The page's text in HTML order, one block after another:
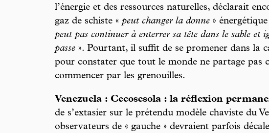
l’énergie et des ressources naturelles, déclarait
gaz de schiste « peut changer la donne »
peut pas continuer à enterrer sa tête dans le sable et
passe ». Pourtant, il suffit de se promener dans la
pour constater que tout le monde ne partage pas
commencer par les grenouilles.
Venezuela : Cecosesola : la réflexion
de s’extasier sur le prétendu modèle chaviste du
observateurs de « gauche » devraient parfois